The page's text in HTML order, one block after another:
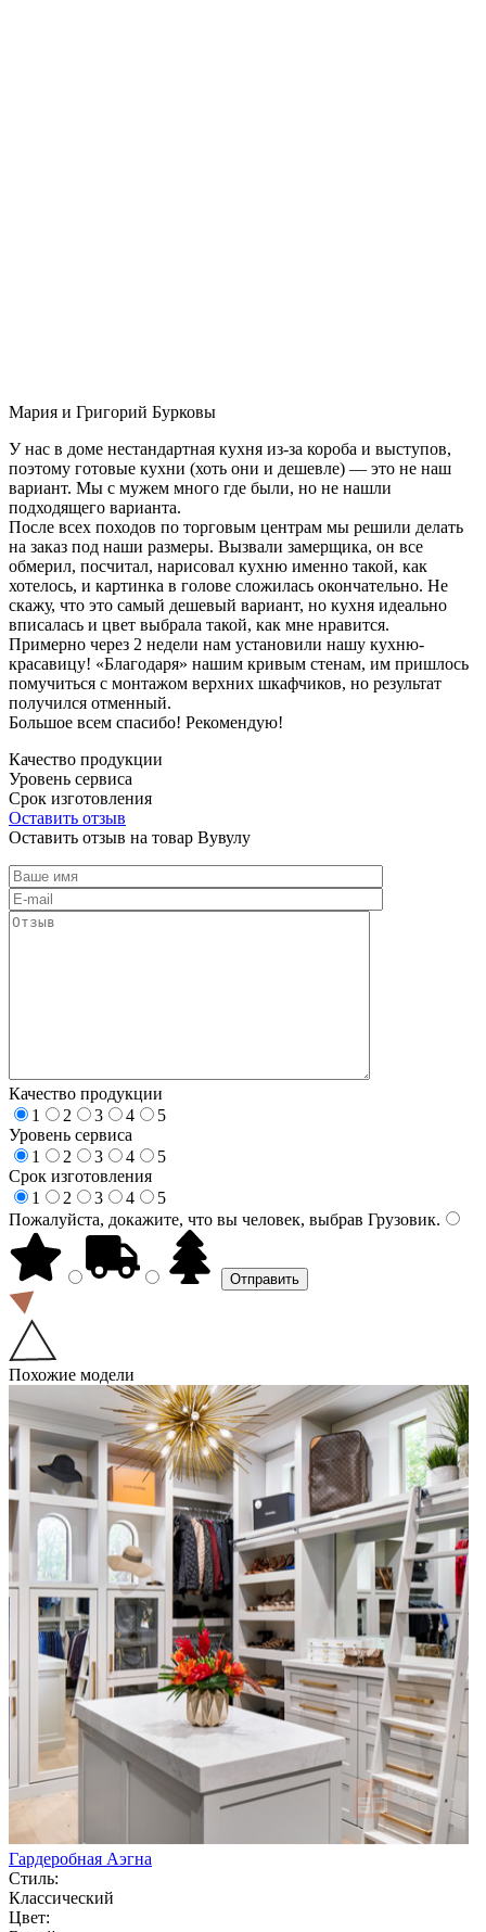
Мария и Григорий Бурковы
У нас в доме нестандартная кухня из-за короба и выступов,
поэтому готовые кухни (хоть они и дешевле) — это не наш
вариант. Мы с мужем много где были, но не нашли
подходящего варианта.
После всех походов по торговым центрам мы решили делать
на заказ под наши размеры. Вызвали замерщика, он все
обмерил, посчитал, нарисовал кухню именно такой, как
хотелось, и картинка в голове сложилась окончательно. Не
скажу, что это самый дешевый вариант, но кухня идеально
вписалась и цвет выбрала такой, как мне нравится.
Примерно через 2 недели нам установили нашу кухню-
красавицу! «Благодаря» нашим кривым стенам, им пришлось
помучиться с монтажом верхних шкафчиков, но результат
получился отменный.
Большое всем спасибо! Рекомендую!
Качество продукции
Уровень сервиса
Срок изготовления
Оставить отзыв
Оставить отзыв на товар Вувулу
Качество продукции
1
2 3 4
5
Уровень сервиса
1
2 3 4
5
Срок изготовления
1
2 3 4
5
Пожалуйста, докажите, что вы человек, выбрав Грузовик.
Похожие модели
Гардеробная Аэгна
Стиль:
Классический
Цвет: